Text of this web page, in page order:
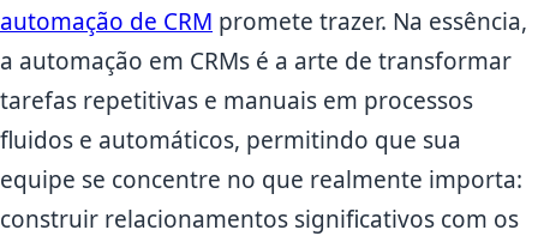
automação de CRM promete trazer. Na essência,
a automação em CRMs é a arte de transformar
tarefas repetitivas e manuais em processos
fluidos e automáticos, permitindo que sua
equipe se concentre no que realmente importa:
construir relacionamentos significativos com os